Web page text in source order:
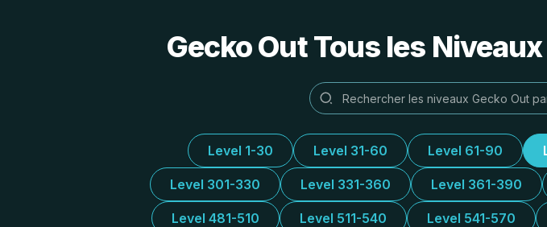
Gecko Out Tous les
Level 1-30 Level 31-60 Level 61-90
Level 301-330 Level 331-360 Level 361-390
Level 481-510 Level 511-540 Level 541-570